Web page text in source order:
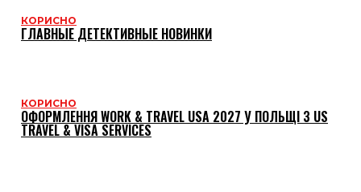
КОРИСНО
ГЛАВНЫЕ ДЕТЕКТИВНЫЕ НОВИНКИ
КОРИСНО
ОФОРМЛЕННЯ WORK & TRAVEL USA 2027 У ПОЛЬЩІ З US
TRAVEL & VISA SERVICES